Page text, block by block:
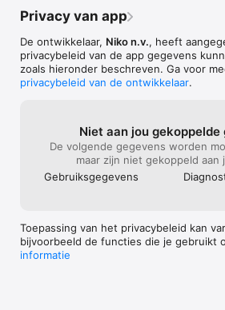
• Hergebruik bewaarde configuraties in
deel de configuratiebestanden met
• Beveilig je detector met een
2-wegs-Bluetooth®-communicatie
Deze functie garandeert een
detectorinstellingen, waardoor je een
van alle relevante parameters en je je
eenvoudig kunt aanpassen
detector tool app, kun je je projecten
bewaarde detectorinstellingen
configuraties hergebruiken in andere
Privacy van app
De ontwikkelaar, Niko n.v., heeft
privacybeleid van de app gegevens
zoals hieronder beschreven. Ga voor
privacybeleid van de ontwikkelaar.
Niet aan jou gekoppelde
De volgende gegevens worden
maar zijn niet gekoppeld aan
Gebruiks­gegevens
Toepassing van het privacybeleid kan
bijvoorbeeld de functies die je gebruikt
informatie